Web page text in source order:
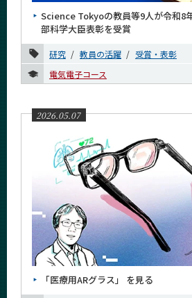
Science Tokyoの教員等9人が令和8
部科学大臣表彰を受賞
研究 教員の活躍
受賞・表彰
電気電子コース
2026.05.07
「医療用ARグラス」 を見る